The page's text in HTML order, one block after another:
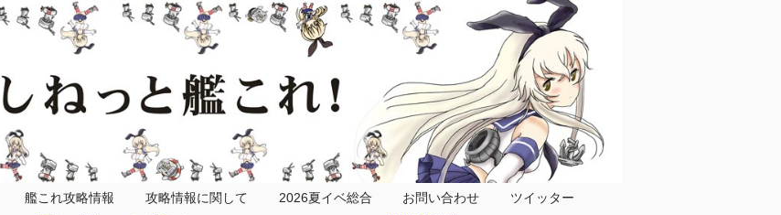
艦これ攻略情報
攻略情報に関して
2026夏イベ総合
お問い合わせ
ツイッター